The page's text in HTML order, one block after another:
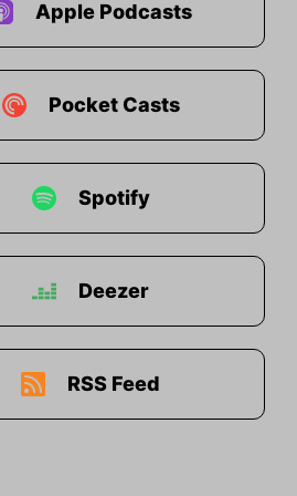
Apple Podcasts
Pocket Casts
Spotify
Deezer
RSS Feed